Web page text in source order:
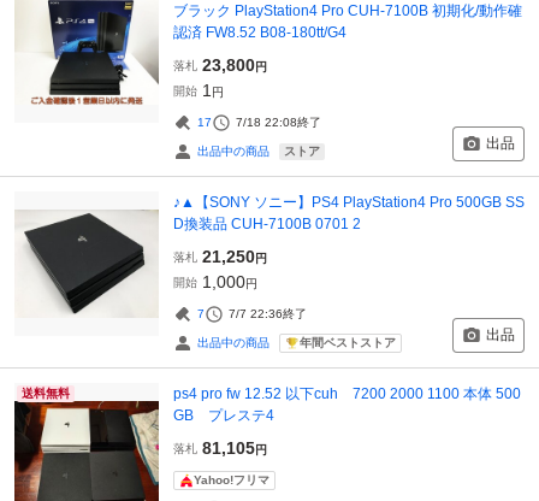
ブラック PlayStation4 Pro CUH-7100B 初期化/動作確
認済 FW8.52 B08-180tt/G4
落札 23,800円
開始 1 円
17 7/18 22:08終了
出品中の商品 ストア 出品
♪▲【SONY ソニー】PS4 PlayStation4 Pro 500GB SS
D換装品 CUH-7100B 0701 2
落札 21,250円
開始 1,000円
7 7/7 22:36終了
出品中の商品 年間ベストストア 出品
送料無料
ps4 pro fw 12.52 以下cuh 7200 2000 1100 本体 500
GB プレステ4
落札 81,105円
Yahoo!フリマ